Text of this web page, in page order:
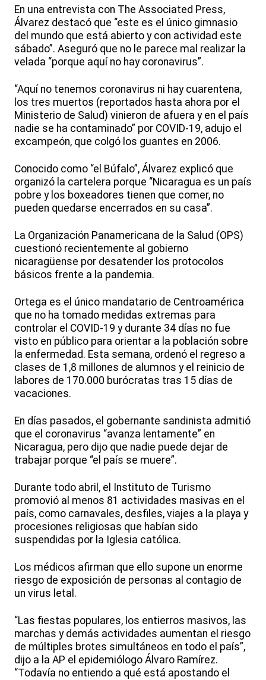
En una entrevista con The Associated Press,
Álvarez destacó que “este es el único gimnasio
del mundo que está abierto y con actividad este
sábado”. Aseguró que no le parece mal realizar la
velada “porque aquí no hay coronavirus”.
“Aquí no tenemos coronavirus ni hay cuarentena,
los tres muertos (reportados hasta ahora por el
Ministerio de Salud) vinieron de afuera y en el país
nadie se ha contaminado” por COVID-19, adujo el
excampeón, que colgó los guantes en 2006.
Conocido como “el Búfalo”, Álvarez explicó que
organizó la cartelera porque “Nicaragua es un país
pobre y los boxeadores tienen que comer, no
pueden quedarse encerrados en su casa”.
La Organización Panamericana de la Salud (OPS)
cuestionó recientemente al gobierno
nicaragüense por desatender los protocolos
básicos frente a la pandemia.
Ortega es el único mandatario de Centroamérica
que no ha tomado medidas extremas para
controlar el COVID-19 y durante 34 días no fue
visto en público para orientar a la población sobre
la enfermedad. Esta semana, ordenó el regreso a
clases de 1,8 millones de alumnos y el reinicio de
labores de 170.000 burócratas tras 15 días de
vacaciones.
En días pasados, el gobernante sandinista admitió
que el coronavirus “avanza lentamente” en
Nicaragua, pero dijo que nadie puede dejar de
trabajar porque “el país se muere”.
Durante todo abril, el Instituto de Turismo
promovió al menos 81 actividades masivas en el
país, como carnavales, desfiles, viajes a la playa y
procesiones religiosas que habían sido
suspendidas por la Iglesia católica.
Los médicos afirman que ello supone un enorme
riesgo de exposición de personas al contagio de
un virus letal.
“Las fiestas populares, los entierros masivos, las
marchas y demás actividades aumentan el riesgo
de múltiples brotes simultáneos en todo el país”,
dijo a la AP el epidemiólogo Álvaro Ramírez.
“Todavía no entiendo a qué está apostando el